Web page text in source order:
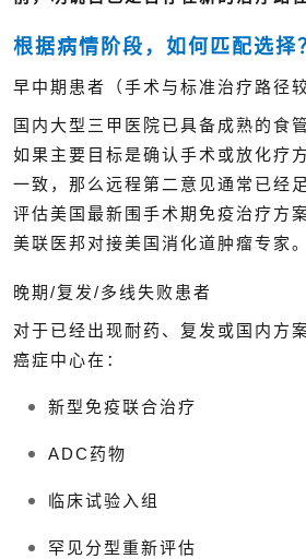
根据病情阶段，如何匹配选择
早中期患者（手术与标准治疗路径
国内大型三甲医院已具备成熟的食
如果主要目标是确认手术或放化疗
一致，那么远程第二意见通常已经
评估美国最新围手术期免疫治疗方
美联医邦对接美国消化道肿瘤专家。
晚期/复发/多线失败患者
对于已经出现耐药、复发或国内方
癌症中心在：
新型免疫联合治疗
ADC药物
临床试验入组
罕见分型重新评估